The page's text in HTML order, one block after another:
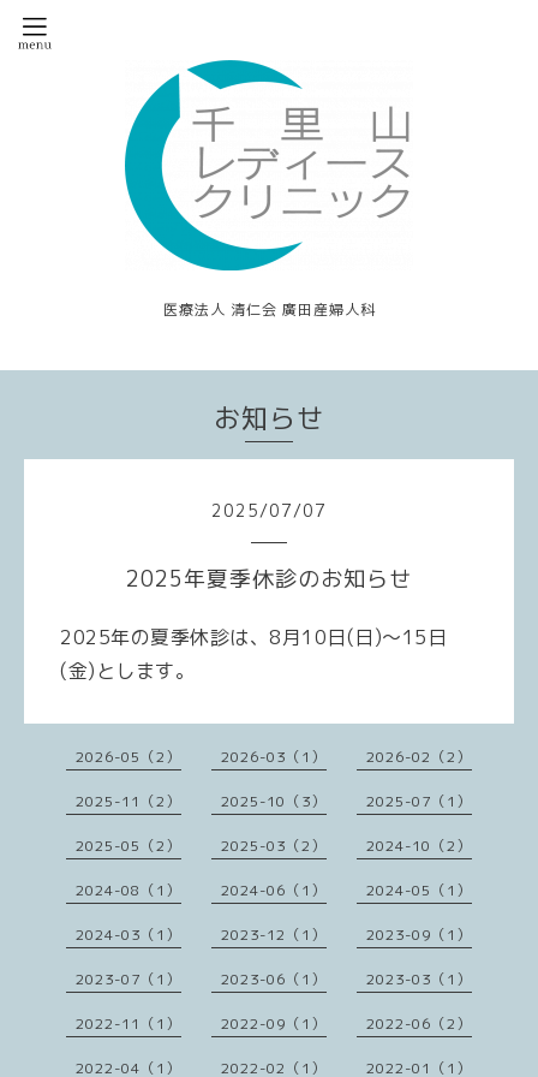
医療法人 清仁会 廣田産婦人科
お知らせ
2025/07/07
2025年夏季休診のお知らせ
2025年の夏季休診は、8月10日(日)～15日
(金)とします。
2026-05（2） 2026-03（1） 2026-02（2）
2025-11（2） 2025-10（3） 2025-07（1）
2025-05（2） 2025-03（2） 2024-10（2）
2024-08（1） 2024-06（1） 2024-05（1）
2024-03（1） 2023-12（1） 2023-09（1）
2023-07（1） 2023-06（1） 2023-03（1）
2022-11（1） 2022-09（1） 2022-06（2）
2022-04（1） 2022-02（1） 2022-01（1）